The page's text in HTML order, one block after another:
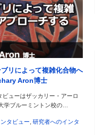
リによって複雑化合物へ
Aron博士
ューはザッカリー・アーロ
学ブルーミントン校の…
タビュー, 研究者へのインタ